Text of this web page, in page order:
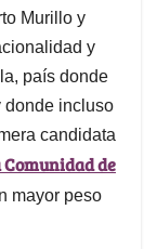
Murillo y
y
país donde
donde incluso
candidata
de
mayor peso